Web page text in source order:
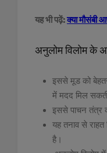
यह भी पढ़ें:क्या मौसंबी
अनुलोम विलोम के
इससे मूड को
में मदद मिल
इससे पाचन तंत्र
यह तनाव से
है।